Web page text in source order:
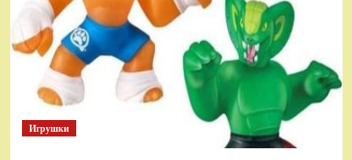
Battle
For
Bikini
Bottom
Rehydrated
(XBOX
Игрушки